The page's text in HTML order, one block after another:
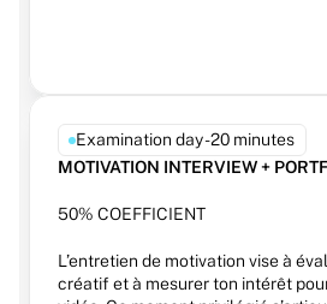
Examination day - 20 minutes
MOTIVATION INTERVIEW +
50% COEFFICIENT
L’entretien de motivation vise à
créatif et à mesurer ton intérêt